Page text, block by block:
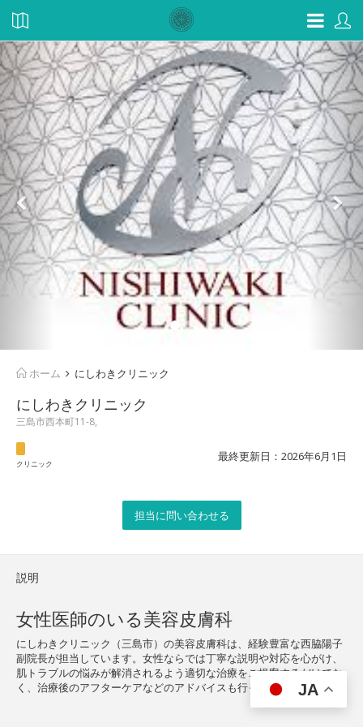
ホーム にしわきクリニック
にしわきクリニック
三島市西本町11-8,
クリニック
最終更新日：2026年6月1日
担当に問い合わせる
説明
女性医師のいる美容皮膚科
にしわきクリニック（三島市）の美容皮膚科は、経験豊富な西脇陽子
副院長が担当しています。女性ならでは丁寧な説明や対応を心がけ、
肌トラブルの悩みが解消されるよう適切な治療をご提案するだけでな
く、治療後のアフターケアなどのアドバイスも行っています。
JA